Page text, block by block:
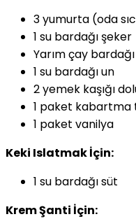
3 yumurta (oda
1 su bardağı şeker
Yarım çay
1 su bardağı un
2 yemek kaşığı
1 paket kabartma
1 paket vanilya
Keki Islatmak İçin:
1 su bardağı süt
Krem Şanti İçin: